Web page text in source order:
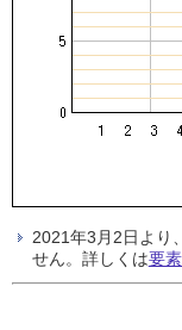
2021年3月2日より
せん。詳しくは要